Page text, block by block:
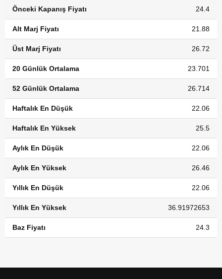
Önceki Kapanış Fiyatı 24.4
Alt Marj Fiyatı 21.88
Üst Marj Fiyatı 26.72
20 Günlük Ortalama 23.701
52 Günlük Ortalama 26.714
Haftalık En Düşük 22.06
Haftalık En Yüksek 25.5
Aylık En Düşük 22.06
Aylık En Yüksek 26.46
Yıllık En Düşük 22.06
Yıllık En Yüksek 36.91972653
Baz Fiyatı 24.3